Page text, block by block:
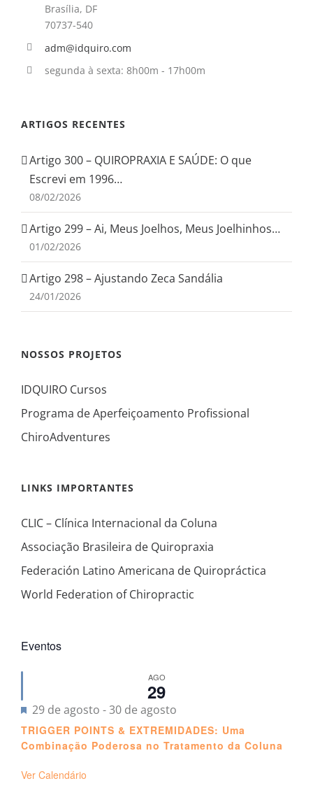
Brasília, DF
70737-540
adm@idquiro.com
segunda à sexta: 8h00m - 17h00m
ARTIGOS RECENTES
Artigo 300 – QUIROPRAXIA E SAÚDE: O que
Escrevi em 1996…
08/02/2026
Artigo 299 – Ai, Meus Joelhos, Meus Joelhinhos…
01/02/2026
Artigo 298 – Ajustando Zeca Sandália
24/01/2026
NOSSOS PROJETOS
IDQUIRO Cursos
Programa de Aperfeiçoamento Profissional
ChiroAdventures
LINKS IMPORTANTES
CLIC – Clínica Internacional da Coluna
Associação Brasileira de Quiropraxia
Federación Latino Americana de Quiropráctica
World Federation of Chiropractic
Eventos
AGO
29
Destacado
29 de agosto -30 de agosto
TRIGGER POINTS & EXTREMIDADES: Uma
Combinação Poderosa no Tratamento da Coluna
Ver Calendário